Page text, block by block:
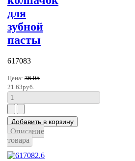
для
зубной
пасты
617083
Цена: 36.05
21.63руб.
Описание
товара